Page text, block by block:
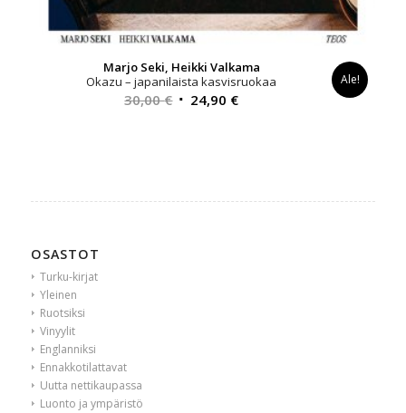
Marjo Seki, Heikki Valkama
Okazu – japanilaista kasvisruokaa
30,00€ Alkuperäinen
24,90 €Nykyinen
Ale!
OSASTOT
Turku-kirjat
Yleinen
Ruotsiksi
Vinyylit
Englanniksi
Ennakkotilattavat
Uutta nettikaupassa
Luonto ja ympäristö